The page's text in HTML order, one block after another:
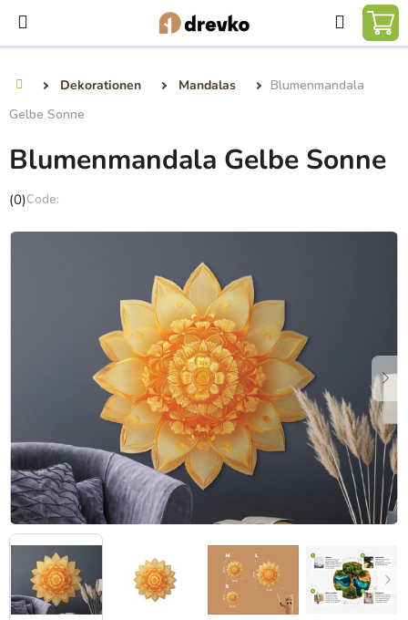
Inhalt
springen
Suchen
Dekorationen Mandalas
Blumenmandala
Gelbe Sonne
Blumenmandala Gelbe Sonne
Die
Produktbewertung
(0)